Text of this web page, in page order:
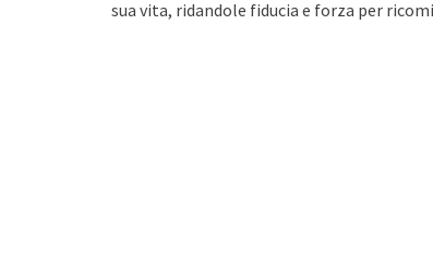
sua vita, ridandole fiducia e forza per